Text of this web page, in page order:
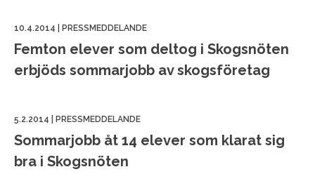
10.4.2014 PRESSMEDDELANDE
Femton elever som deltog i Skogsnöten
erbjöds sommarjobb av skogsföretag
5.2.2014 PRESSMEDDELANDE
Sommarjobb åt 14 elever som klarat sig
bra i Skogsnöten